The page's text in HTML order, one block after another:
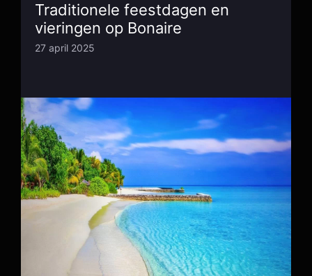
Traditionele feestdagen en
vieringen op Bonaire
27 april 2025